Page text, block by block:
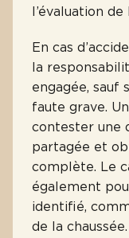
l’évaluation
En cas
la
engagée, sauf
faute grave.
contester une
partagée et
complète. Le
également
identifié,
de la chaussée.